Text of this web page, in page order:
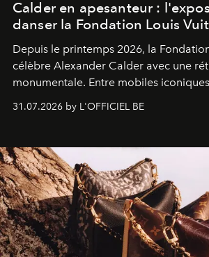
Calder en apesanteur :
danser la Fondation Louis
Depuis le printemps 2026, la
célèbre Alexander Calder avec une
monumentale. Entre mobiles
américain investit les espaces
sculpture.
31.07.2026 by L'OFFICIEL BE